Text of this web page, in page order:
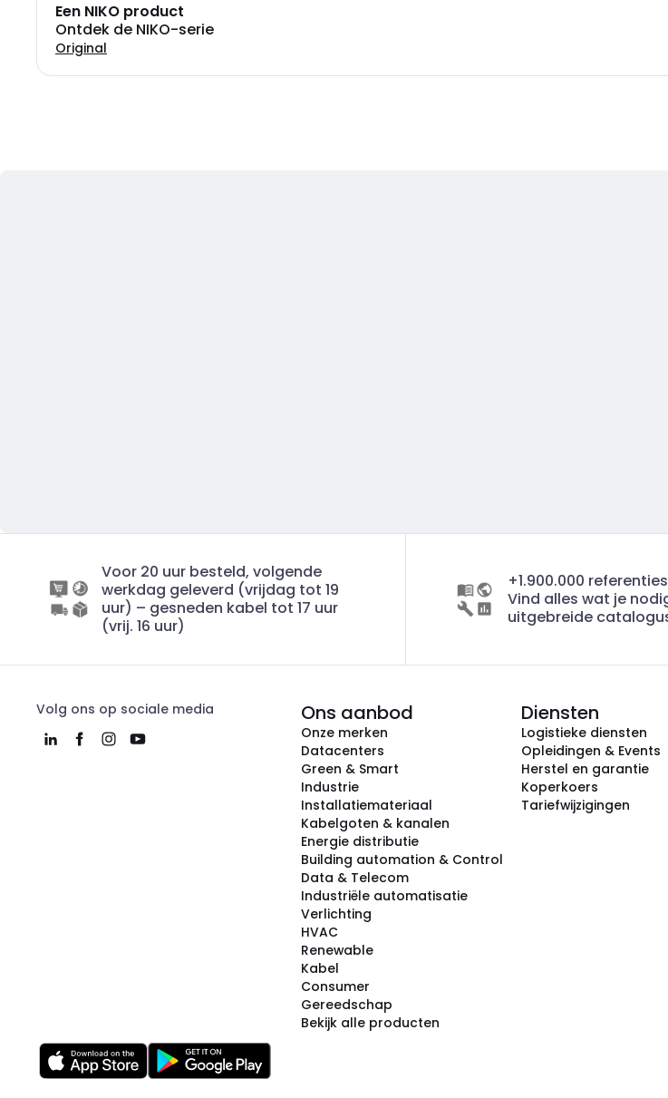
Een NIKO product
Ontdek de NIKO-serie
Original
Voor 20 uur besteld, volgende
werkdag geleverd (vrijdag tot 19
uur) – gesneden kabel tot 17 uur
(vrij. 16 uur)
+1.900.000 referenties
Vind alles wat je
uitgebreide
Volg ons op sociale media Ons aanbod
Onze merken
Datacenters
Green & Smart
Industrie
Installatiemateriaal
Kabelgoten & kanalen
Energie distributie
Building automation & Control
Data & Telecom
Industriële automatisatie
Verlichting
HVAC
Renewable
Kabel
Consumer
Gereedschap
Bekijk alle producten
Diensten
Logistieke diensten
Opleidingen & Events
Herstel en garantie
Koperkoers
Tariefwijzigingen